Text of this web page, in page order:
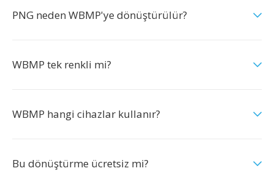
PNG neden WBMP'ye dönüştürülür?
WBMP tek renkli mi?
WBMP hangi cihazlar kullanır?
Bu dönüştürme ücretsiz mi?